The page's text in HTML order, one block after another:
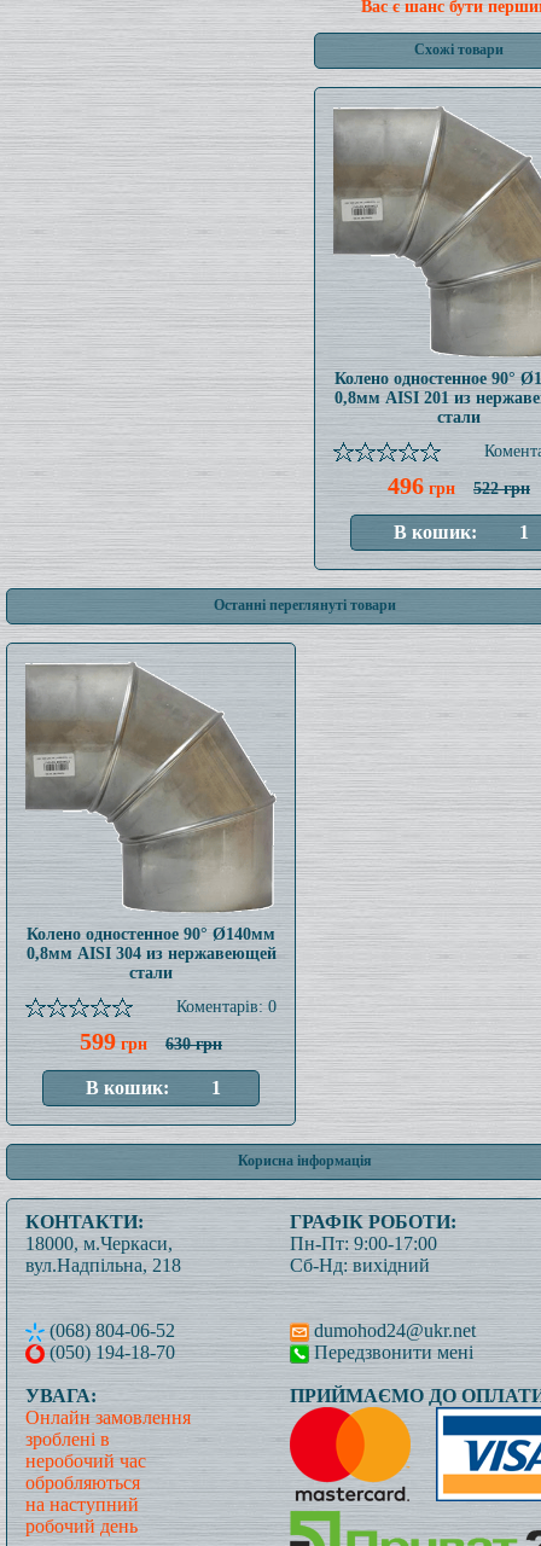
Вас є шанс бути
Схожі товари
Колено одностенное 90°
0,8мм AISI 201 из
стали
496 грн 522 грн
Останні переглянуті товари
Колено одностенное 90° Ø140мм
0,8мм AISI 304 из нержавеющей
стали
Коментарів: 0
599 грн 630 грн
Корисна інформація
КОНТАКТИ:
18000, м.Черкаси,
вул.Надпільна, 218
(068) 804-06-52
(050) 194-18-70
ГРАФІК РОБОТИ:
Пн-Пт: 9:00-17:00
Сб-Нд: вихідний
dumohod24@ukr.net
Передзвонити мені
УВАГА:
Онлайн замовлення
зроблені в
неробочий час
обробляються
на наступний
робочий день
ПРИЙМАЄМО ДО